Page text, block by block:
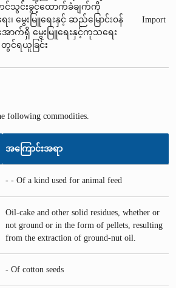
င်သွင်းခွင့်ထောက်ခံချက်ကို
း၊ မွေးမြူရေးနှင့် ဆည်မြောင်း၀န်
အောက်ရှိ မွေးမြူရေးနှင့်ကုသရေး
တွင်ရယူခြင်း
Import
following commodities.
အကြောင်းအရာ
- - Of a kind used for animal feed
Oil-cake and other solid residues, whether or
not ground or in the form of pellets, resulting
from the extraction of ground-nut oil.
- Of cotton seeds